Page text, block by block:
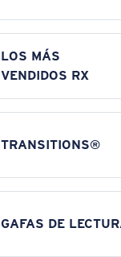
LOS MÁS
VENDIDOS RX
TRANSITIONS®
GAFAS DE